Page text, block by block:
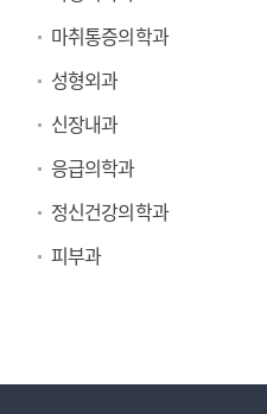
과마취통증의학과
성형외과
신장내과
응급의학과
정신건강의학과
피부과